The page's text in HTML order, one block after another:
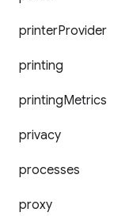
printerProvider
printing
printingMetrics
privacy
processes
proxy